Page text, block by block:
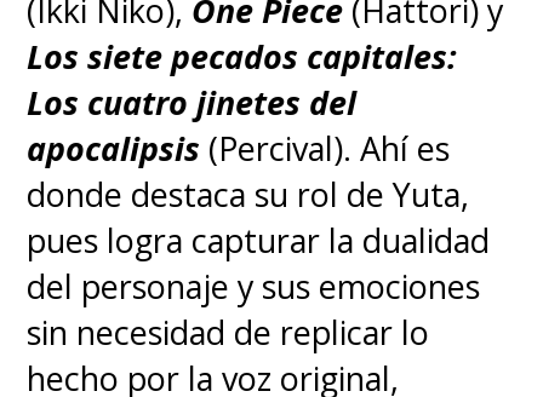
(Ikki Niko), One Piece (Hattori) y
Los siete pecados capitales:
Los cuatro jinetes del
apocalipsis (Percival). Ahí es
donde destaca su rol de Yuta,
pues logra capturar la dualidad
del personaje y sus emociones
sin necesidad de replicar lo
hecho por la voz original,